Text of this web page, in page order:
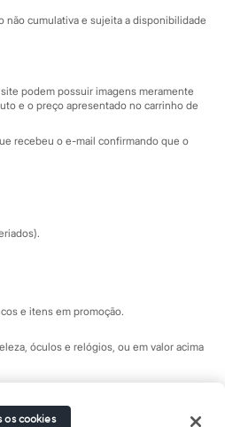
não cumulativa e sujeita a disponibilidade
podem possuir imagens meramente
e o preço apresentado no carrinho de
recebeu o e-mail confirmando que o
e itens em promoção.
óculos e relógios, ou em valor acima
os cookies